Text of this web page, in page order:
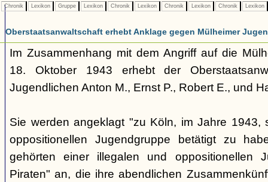
Chronik Lexikon Gruppe Lexikon Chronik Lexikon Chronik Lexikon Chronik Lexikon
Oberstaatsanwaltschaft erhebt Anklage gegen Mülheimer
Im Zusammenhang mit dem Angriff auf die
18. Oktober 1943 erhebt der
Jugendlichen Anton M., Ernst P., Robert E., und
Sie werden angeklagt "zu Köln, im Jahre 1943,
oppositionellen Jugendgruppe betätigt zu
gehörten einer illegalen und oppositionellen
Piraten" an, die ihre abendlichen